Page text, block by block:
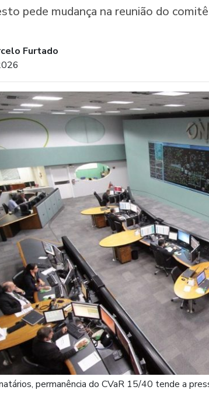
pede mudança na reunião do
Furtado
permanência do CVaR 15/40 tende a